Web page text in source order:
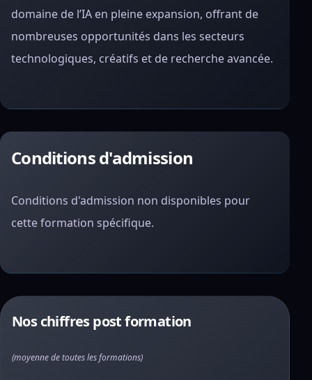
domaine de l’IA en pleine expansion, offrant de
nombreuses opportunités dans les secteurs
technologiques, créatifs et de recherche avancée.
Conditions d'admission
Conditions d'admission non disponibles pour
cette formation spécifique.
Nos chiffres post formation
(moyenne de toutes les formations)